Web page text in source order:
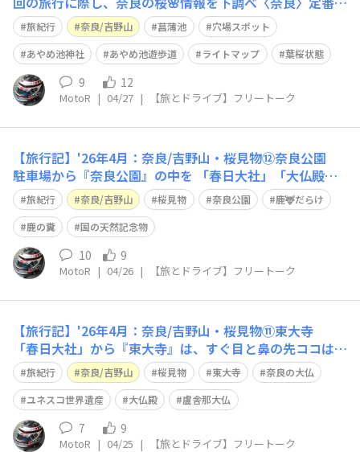
ら穴場まで！春彩る奈良の桜スポット2026［奈良市編］
のタイトルでhttps://www.narakko.jp/sakura-naracity/
穴場スポットとして『あやめ池神社』が紹介されてい
旅紀行 奈良/吉野山 菖蒲池
穴場スポット
あやめ池神社
あやめ池遊歩道 ライトマップ 葉桜状態
9 12
MotoR | 04/27 | 【旅とドライブ】フリートーク
【旅行記】'26年4月：奈良/吉野山・桜見物⑫奈良公園
駐車場から『奈良公園』の中を 「春日大社」「大仏殿」
「二月堂」と徒歩で移動して来ました🙂 予想はしていた
ものの、やはり外国の方と鹿🦌だらけ… 近ごろのニュ
ースで、奈良公園の鹿が大阪に出没したと話題になりまし
たが 完全に放飼い状態なので、
旅紀行 奈良/吉野山 桜見物 奈良公園
鹿🦌だらけ
鹿の糞
国の天然記念物
10 9
MotoR | 04/26 | 【旅とドライブ】フリートーク
【旅行記】'26年4月：奈良/吉野山・桜見物⑪東大寺
「春日大社」から『東大寺』は、すぐ目と鼻の先ココは、
奈良公園内を歩いて移動します🙂最近の旅行では、インバ
ウンドの方々が目立った観光地でした🙄東大寺と言えば
「奈良の大仏」さまのイメージ中学時代の修学旅行の定番
でした😃 こちらもユネスコ世界遺産に認定
旅紀行 奈良/吉野山 桜見物 東大寺
奈良の大仏
ユネスコ世界遺産
大仏殿 盧舎那大仏
7 9
MotoR | 04/25 | 【旅とドライブ】フリートーク